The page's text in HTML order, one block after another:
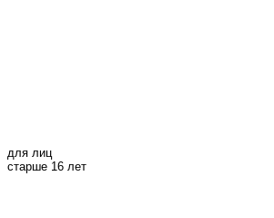
для лиц
старше 16 лет